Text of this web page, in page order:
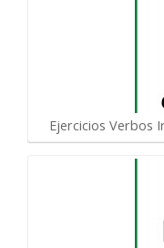
Ejercicios Verbos